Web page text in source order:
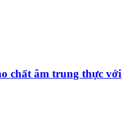
chất âm trung thực với